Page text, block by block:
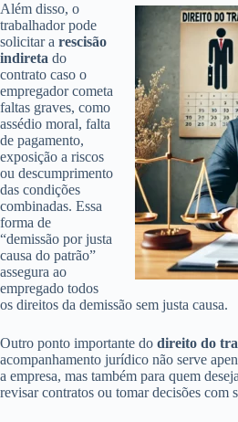
Além disso, o
trabalhador pode
solicitar a rescisão
indireta do
contrato caso o
empregador cometa
faltas graves, como
assédio moral, falta
de pagamento,
exposição a riscos
ou descumprimento
das condições
combinadas. Essa
forma de
“demissão por justa
causa do patrão”
assegura ao
empregado todos
os direitos da demissão sem justa causa.
Outro ponto importante do direito do
acompanhamento jurídico não serve
a empresa, mas também para quem
revisar contratos ou tomar decisões com